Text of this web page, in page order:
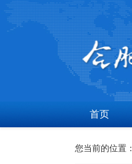
首页
您当前的位置：